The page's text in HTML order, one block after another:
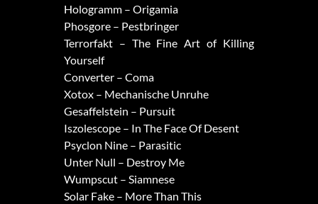
Hologramm – Origamia
Phosgore – Pestbringer
Terrorfakt – The Fine Art of Killing
Yourself
Converter – Coma
Xotox – Mechanische Unruhe
Gesaffelstein – Pursuit
Iszolescope – In The Face Of Desent
Psyclon Nine – Parasitic
Unter Null – Destroy Me
Wumpscut – Siamnese
Solar Fake – More Than This